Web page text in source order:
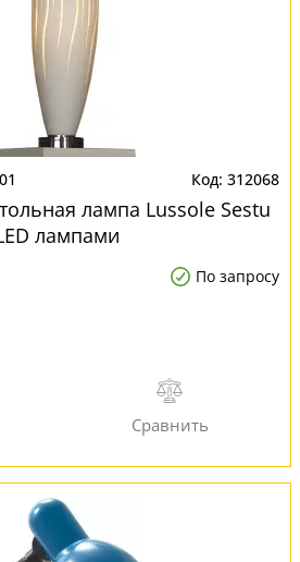
312068
лампа Lussole Sestu
лампами
По запросу